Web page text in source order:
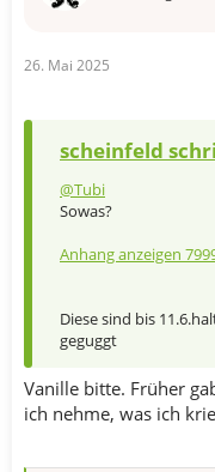
:
26. Mai 2025
scheinfeld
@Tubi
Sowas?
Anhang anzeigen
Diese sind bis
geguggt
Vanille bitte. Früher
ich nehme, was ich